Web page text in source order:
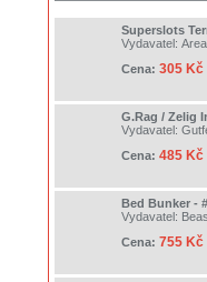
Superslots
Vydavatel:
Cena: 305 Kč
G.Rag / Zelig
Vydavatel:
Cena: 485 Kč
Bed Bunker -
Vydavatel:
Cena: 755 Kč